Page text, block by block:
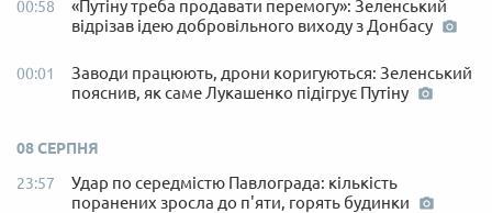
00:58
«Путіну треба продавати перемогу»: Зеленський
відрізав ідею добровільного виходу з Донбасу
00:01
Заводи працюють, дрони коригуються: Зеленський
пояснив, як саме Лукашенко підігрує Путіну
08 СЕРПНЯ
23:57
Удар по середмістю Павлограда: кількість
поранених зросла до п'яти, горять будинки